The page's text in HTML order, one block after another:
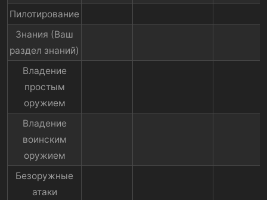
Пилотирование​
Знания (Ваш
раздел знаний)​
Владение
простым
оружием​
Владение
воинским
оружием​
Безоружные
атаки​